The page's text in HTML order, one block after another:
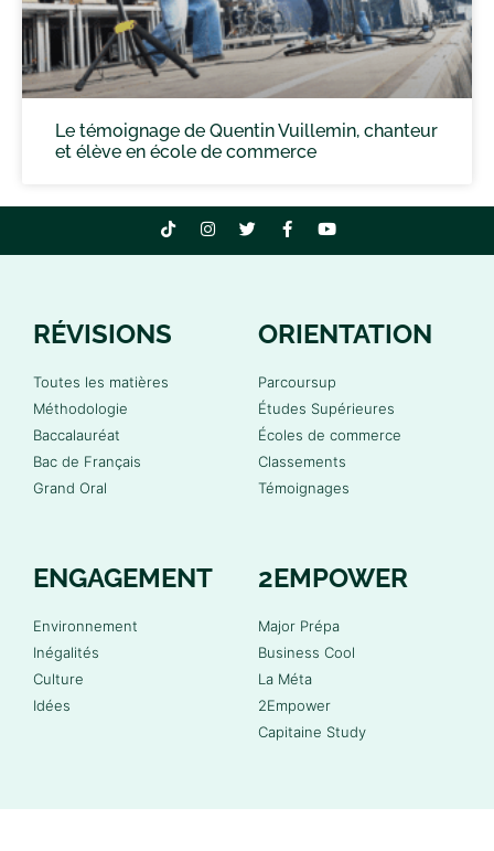
Le témoignage de Quentin Vuillemin, chanteur
et élève en école de commerce
RÉVISIONS
Toutes les matières
Méthodologie
Baccalauréat
Bac de Français
Grand Oral
ORIENTATION
Parcoursup
Études Supérieures
Écoles de commerce
Classements
Témoignages
ENGAGEMENT
Environnement
Inégalités
Culture
Idées
2EMPOWER
Major Prépa
Business Cool
La Méta
2Empower
Capitaine Study